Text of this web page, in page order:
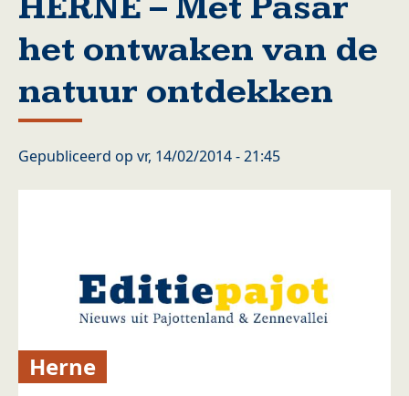
het ontwaken van de
natuur ontdekken
Gepubliceerd op vr, 14/02/2014 - 21:45
Herne